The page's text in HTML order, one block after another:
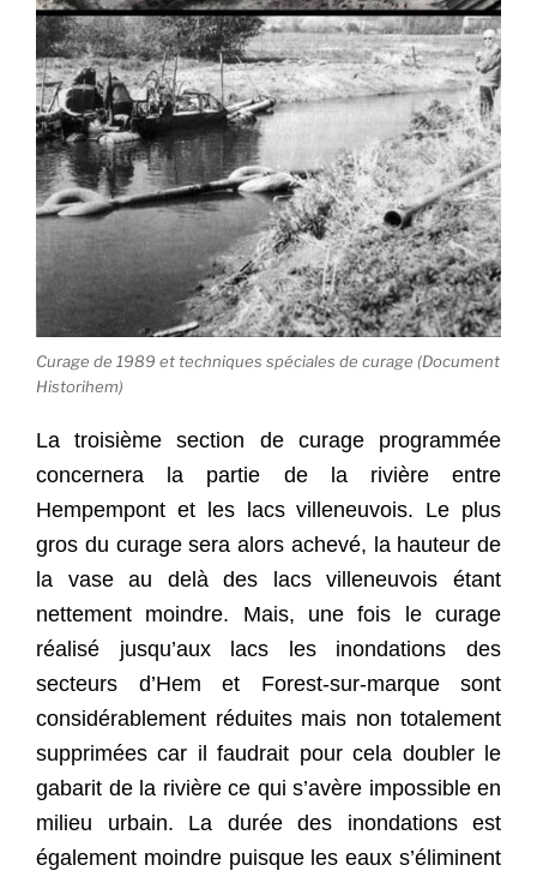
Curage de 1989 et techniques spéciales de curage (Document
Historihem)
La troisième section de curage programmée
concernera la partie de la rivière entre
Hempempont et les lacs villeneuvois. Le plus
gros du curage sera alors achevé, la hauteur de
la vase au delà des lacs villeneuvois étant
nettement moindre. Mais, une fois le curage
réalisé jusqu’aux lacs les inondations des
secteurs d’Hem et Forest-sur-marque sont
considérablement réduites mais non totalement
supprimées car il faudrait pour cela doubler le
gabarit de la rivière ce qui s’avère impossible en
milieu urbain. La durée des inondations est
également moindre puisque les eaux s’éliminent